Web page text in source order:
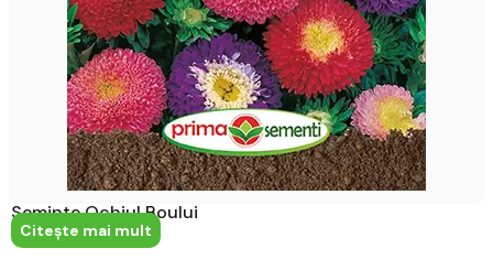
Seminte Ochiul Boului
Citeşte mai mult